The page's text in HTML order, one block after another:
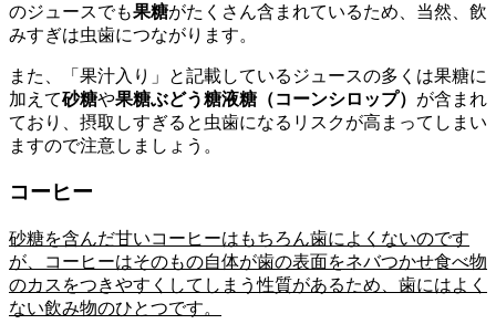
のジュースでも果糖がたくさん含まれているため、当然、飲
みすぎは虫歯につながります。
また、「果汁入り」と記載しているジュースの多くは果糖に
加えて砂糖や果糖ぶどう糖液糖（コーンシロップ） が含まれ
ており、摂取しすぎると虫歯になるリスクが高まってしまい
ますので注意しましょう。
コーヒー
砂糖を含んだ甘いコーヒーはもちろん歯によくないのです
が、コーヒーはそのもの自体が歯の表面をネバつかせ食べ物
のカスをつきやすくしてしまう性質があるため、歯にはよく
ない飲み物のひとつです。